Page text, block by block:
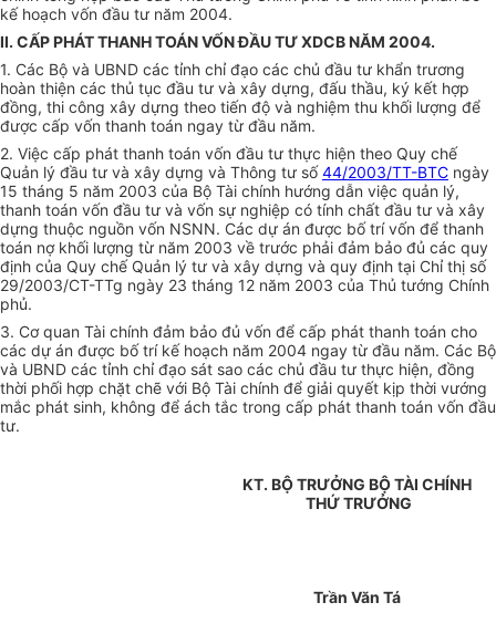
kế hoạch vốn đầu tư năm 2004.
II. CẤP PHÁT THANH TOÁN VỐN ĐẦU TƯ XDCB NĂM 2004.
1. Các Bộ và UBND các tỉnh chỉ đạo các chủ đầu tư khẩn trương
hoàn thiện các thủ tục đầu tư và xây dựng, đấu thầu, ký kết hợp
đồng, thi công xây dựng theo tiến độ và nghiệm thu khối lượng để
được cấp vốn thanh toán ngay từ đầu năm.
2. Việc cấp phát thanh toán vốn đầu tư thực hiện theo Quy chế
Quản lý đầu tư và xây dựng và Thông tư số44/2003/TT-BTC ngày
15 tháng 5 năm 2003 của Bộ Tài chính hướng dẫn việc quản lý,
thanh toán vốn đầu tư và vốn sự nghiệp có tính chất đầu tư và xây
dựng thuộc nguồn vốn NSNN. Các dự án được bố trí vốn để thanh
toán nợ khối lượng từ năm 2003 về trước phải đảm bảo đủ các quy
định của Quy chế Quản lý tư và xây dựng và quy định tại Chỉ thị số
29/2003/CT-TTg ngày 23 tháng 12 năm 2003 của Thủ tướng Chính
phủ.
3. Cơ quan Tài chính đảm bảo đủ vốn để cấp phát thanh toán cho
các dự án được bố trí kế hoạch năm 2004 ngay từ đầu năm. Các Bộ
và UBND các tỉnh chỉ đạo sát sao các chủ đầu tư thực hiện, đồng
thời phối hợp chặt chẽ với Bộ Tài chính để giải quyết kịp thời vướng
mắc phát sinh, không để ách tắc trong cấp phát thanh toán vốn đầu
tư.
KT. BỘ TRƯỞNG BỘ TÀI CHÍNH
THỨ TRƯỞNG
Trần Văn Tá